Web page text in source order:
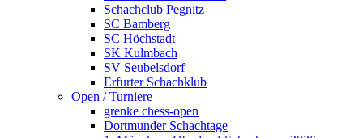
Schachclub Pegnitz
SC Bamberg
SC Höchstadt
SK Kulmbach
SV Seubelsdorf
Erfurter Schachklub
Open / Turniere
grenke chess-open
Dortmunder Schachtage